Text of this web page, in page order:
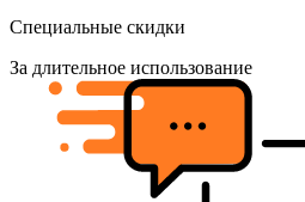
Специальные скидки
За длительное использование